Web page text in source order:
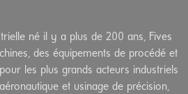
né il y a plus de 200 ans, Fives
des équipements de procédé et
les plus grands acteurs industriels
et usinage de précision,